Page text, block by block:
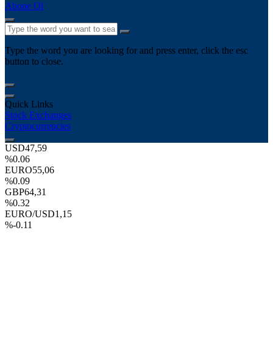
Abone Ol
Type the word you are looking for and press enter, click the esc
button to close.
Quick Links
Stock Exchanges
Cryptocurrencies
USD47,59
%0.06
EURO55,06
%0.09
GBP64,31
%0.32
EURO/USD1,15
%-0.11